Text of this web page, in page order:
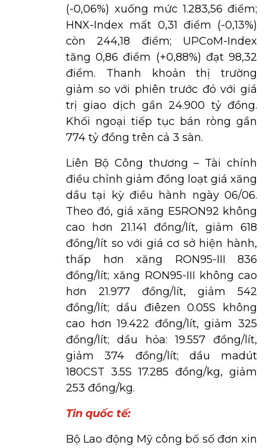
(-0,06%) xuống mức 1.283,56 điểm;
HNX-Index mất 0,31 điểm (-0,13%)
còn 244,18 điểm; UPCoM-Index
tăng 0,86 điểm (+0,88%) đạt 98,32
điểm. Thanh khoản thị trường
giảm so với phiên trước đó với giá
trị giao dịch gần 24.900 tỷ đồng.
Khối ngoại tiếp tục bán ròng gần
774 tỷ đồng trên cả 3 sàn.
Liên Bộ Công thương – Tài chính
điều chỉnh giảm đồng loạt giá xăng
dầu tại kỳ điều hành ngày 06/06.
Theo đó, giá xăng E5RON92 không
cao hơn 21.141 đồng/lít, giảm 618
đồng/lít so với giá cơ sở hiện hành,
thấp hơn xăng RON95-III 836
đồng/lít; xăng RON95-III không cao
hơn 21.977 đồng/lít, giảm 542
đồng/lít; dầu điêzen 0.05S không
cao hơn 19.422 đồng/lít, giảm 325
đồng/lít; dầu hỏa: 19.557 đồng/lít,
giảm 374 đồng/lít; dầu madút
180CST 3.5S 17.285 đồng/kg, giảm
253 đồng/kg.
Tin quốc tế:
Bộ Lao động Mỹ công bố số đơn xin